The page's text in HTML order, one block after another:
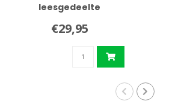
leesgedeelte
€29,95